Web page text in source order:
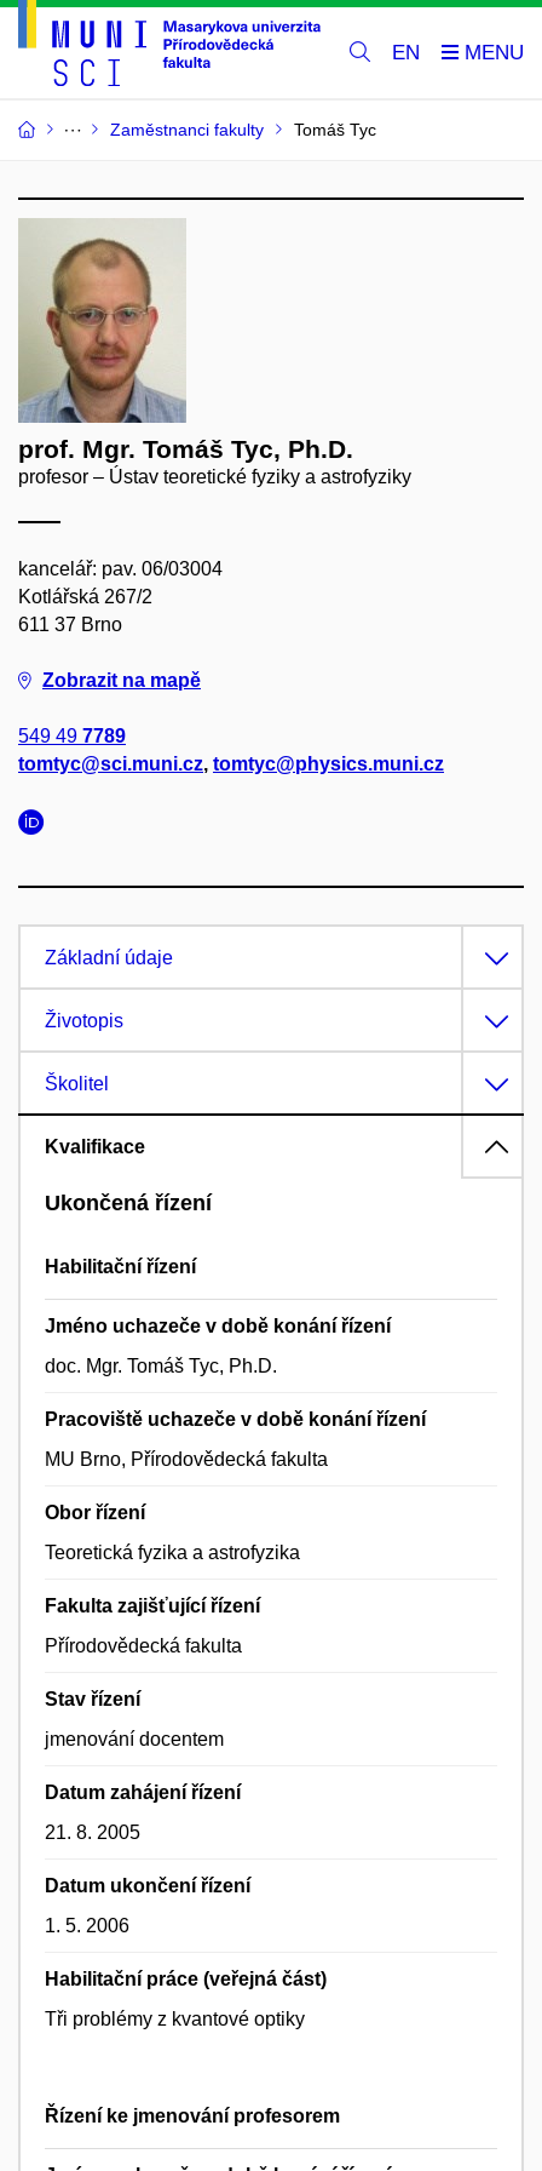
EN
Zaměstnanci fakulty Tomáš Tyc
prof. Mgr. Tomáš Tyc, Ph.D.
profesor – Ústav teoretické fyziky a astrofyziky
kancelář: pav. 06/03004
Kotlářská 267/2
611 37 Brno
Zobrazit na mapě
549 49 7789
tomtyc@sci.muni.cz, tomtyc@physics.muni.cz
Základní údaje
Životopis
Školitel
Kvalifikace
Ukončená řízení
Habilitační řízení
Jméno uchazeče v době konání řízení
doc. Mgr. Tomáš Tyc, Ph.D.
Pracoviště uchazeče v době konání řízení
MU Brno, Přírodovědecká fakulta
Obor řízení
Teoretická fyzika a astrofyzika
Fakulta zajišťující řízení
Přírodovědecká fakulta
Stav řízení
jmenování docentem
Datum zahájení řízení
21. 8. 2005
Datum ukončení řízení
1. 5. 2006
Habilitační práce (veřejná část)
Tři problémy z kvantové optiky
Řízení ke jmenování profesorem